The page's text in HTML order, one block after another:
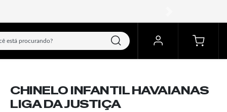
CHINELO INFANTIL HAVAIANAS
LIGA DA JUSTIÇA